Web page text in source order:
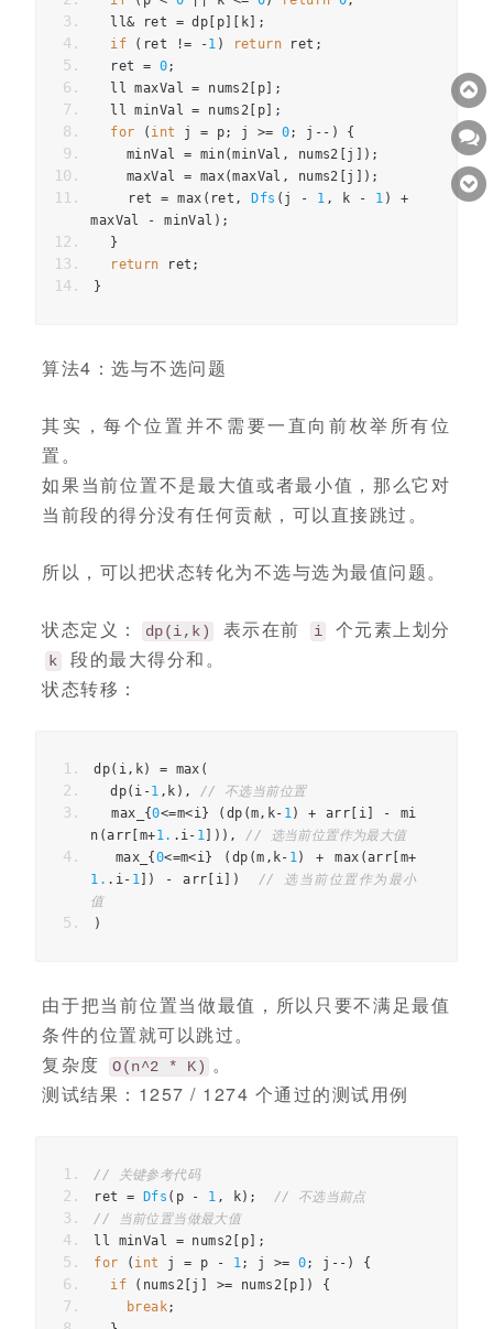
ll& ret = dp p k ];
if
( ret != -1 ) return ret ;
ret
= 0;
ll
maxVal = nums2 p ];
ll
minVal = nums2 p ];
for
( int j = p; j >= 0; j -- )
{
minVal
= min(minVal , nums2 j
]);
maxVal
= max(maxVal , nums2 j
]);
ret
= max ( ret , Dfs ( j - 1 , k - 1 )
+
maxVal
- minVal );
}
return
ret ;
}
算法4：选与不选问题
其实，每个位置并不需要一直向前枚举所有位
置。
如果当前位置不是最大值或者最小值，那么它对
当前段的得分没有任何贡献，可以直接跳过。
所以，可以把状态转化为不选与选为最值问题。
状态定义： dp(i,k) 表示在前 i 个元素上划分
k
段的最大得分和。
状态转移：
dp( i, k) = max (
dp( i -1 , k ),
// 不选当前位置
max_ {0<=m<i} ( dp (m, k- 1) + arr i] -
mi
n (arr m+1. . i- 1 ])),
// 选当前位置作为最大值
max_ { 0<=m<i} ( dp (m , k- 1) + max (arr m+
1. . i- 1]) - arr i ])
// 选当前位置作为最小
值
)
由于把当前位置当做最值，所以只要不满足最值
条件的位置就可以跳过。
复杂度
O(n^2 * K) 。
测试结果：1257 / 1274 个通过的测试用例
// 关键参考代码
ret
= Dfs ( p - 1 , k);
// 不选当前点
// 当前位置当做最大值
ll
minVal = nums2 p ];
for
( int j = p - 1; j >= 0; j -- )
{
if
( nums2[ j >= nums2[ p ])
{
break;